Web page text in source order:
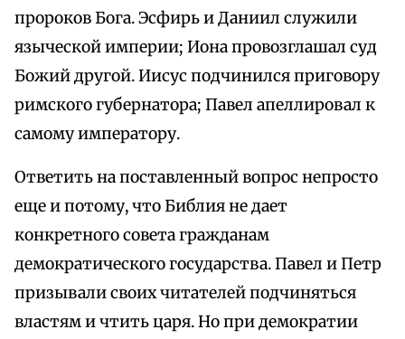
пророков Бога. Эсфирь и Даниил служили
языческой империи; Иона провозглашал суд
Божий другой. Иисус подчинился приговору
римского губернатора; Павел апеллировал к
самому императору.
Ответить на поставленный вопрос непросто
еще и потому, что Библия не дает
конкретного совета гражданам
демократического государства. Павел и Петр
призывали своих читателей подчиняться
властям и чтить царя. Но при демократии